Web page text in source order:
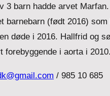
3 barn hadde arvet
barnebarn (født 2016) som
døde i 2016. Hallfrid og
forebyggende i aorta i 2010.
/ 985 10 685